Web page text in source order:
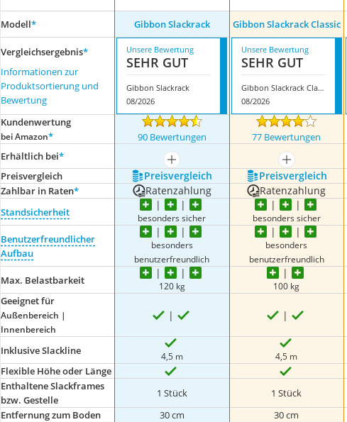
Modell* Gibbon Slackrack Gibbon Slackrack Classic
Vergleichsergebnis*
Informationen zur
Produktsortierung und
Bewertung
Unsere Bewertung
SEHR GUT
Gibbon Slackrack
08/2026
Unsere Bewertung
SEHR GUT
Gibbon Slackrack Classic
08/2026
Kundenwertung
bei Amazon* 90 Bewertungen 77 Bewertungen
Erhältlich bei*
mehr anzeigen mehr anzeigen
Preis­vergleich
Preis­vergleich Preis­vergleich
Zahlbar in Raten* Ratenzahlung Ratenzahlung
Standsicherheit besonders sicher besonders sicher
Benutzerfreundlicher
Aufbau
besonders
benutzerfreundlich
besonders
benutzerfreundlich
Max. Belastbarkeit 120 kg 100 kg
Geeignet für
Außenbereich |
Innenbereich
Inklusive Slackline 4,5 m 4,5 m
Flexible Höhe oder Länge
Enthaltene Slackframes
bzw. Gestelle
1 Stück 1 Stück
Entfernung zum Boden
30 cm 30 cm